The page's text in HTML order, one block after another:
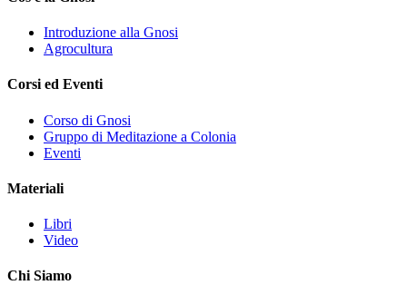
Introduzione alla Gnosi
Agrocultura
Corsi ed Eventi
Corso di Gnosi
Gruppo di Meditazione a Colonia
Eventi
Materiali
Libri
Video
Chi Siamo